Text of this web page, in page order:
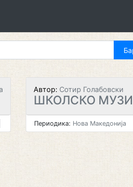
Автор: Сотир Голабовски
ШКОЛСКО
Периодика: Нова Македонија